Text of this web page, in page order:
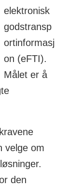
elektronisk
godstransp
ortinformasj
on (eFTI).
Målet er å
velge om
den